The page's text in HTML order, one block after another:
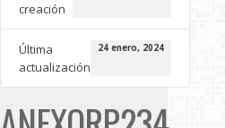
creación
Última
actualización
24 enero, 2024